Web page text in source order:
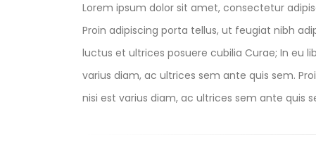
Lorem ipsum dolor sit amet, consectetur
Proin adipiscing porta tellus, ut feugiat nibh
luctus et ultrices posuere cubilia Curae; In eu
varius diam, ac ultrices sem ante quis sem.
nisi est varius diam, ac ultrices sem ante quis